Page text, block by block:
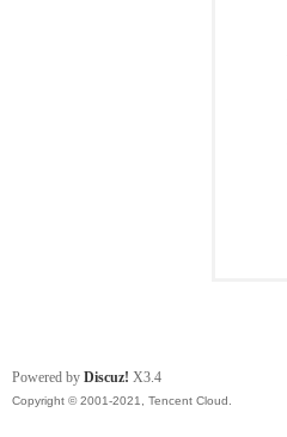
Powered by Discuz! X3.4
Copyright © 2001-2021, Tencent Cloud.